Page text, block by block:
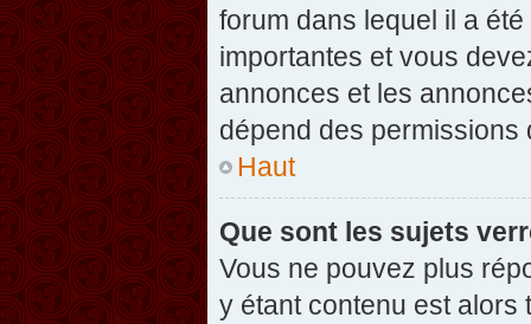
forum dans lequel il a
importantes et vous
annonces et les
dépend des permissions
Haut
Que sont les sujets
Vous ne pouvez plus
y étant contenu est alors